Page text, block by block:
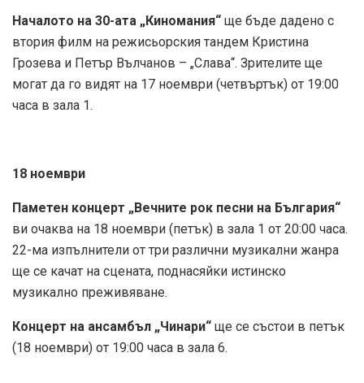
Началото на 30-ата „Киномания“ ще бъде дадено с
втория филм на режисьорския тандем Кристина
Грозева и Петър Вълчанов – „Слава“. Зрителите ще
могат да го видят на 17 ноември (четвъртък) от 19:00
часа в зала 1.
18 ноември
Паметен концерт „Вечните рок песни на България“
ви очаква на 18 ноември (петък) в зала 1 от 20:00 часа.
22-ма изпълнители от три различни музикални жанра
ще се качат на сцената, поднасяйки истинско
музикално преживяване.
Концерт на ансамбъл „Чинари“ ще се състои в петък
(18 ноември) от 19:00 часа в зала 6.